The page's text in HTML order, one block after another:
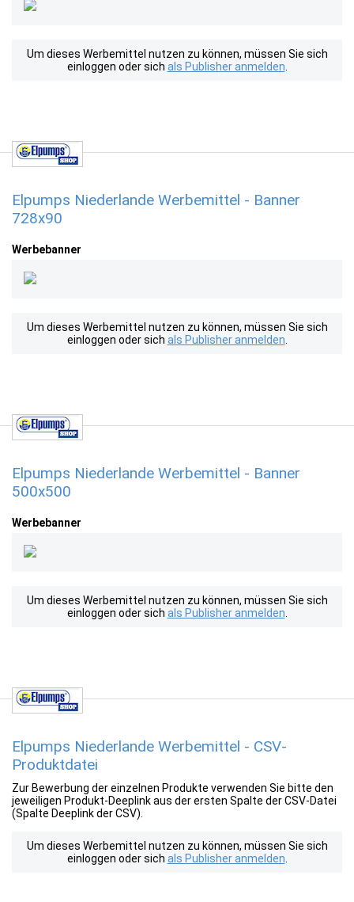
Um dieses Werbemittel nutzen zu können, müssen Sie sich
einloggen oder sich als Publisher anmelden
Elpumps Niederlande Werbemittel - Banner
728x90
Werbebanner
Um dieses Werbemittel nutzen zu können, müssen Sie sich
einloggen oder sich als Publisher anmelden
Elpumps Niederlande Werbemittel - Banner
500x500
Werbebanner
Um dieses Werbemittel nutzen zu können, müssen Sie sich
einloggen oder sich als Publisher anmelden
Elpumps Niederlande Werbemittel - CSV-
Produktdatei
Zur Bewerbung der einzelnen Produkte verwenden Sie bitte den
jeweiligen Produkt-Deeplink aus der ersten Spalte der CSV-Datei
(Spalte Deeplink der CSV).
Um dieses Werbemittel nutzen zu können, müssen Sie sich
einloggen oder sich als Publisher anmelden